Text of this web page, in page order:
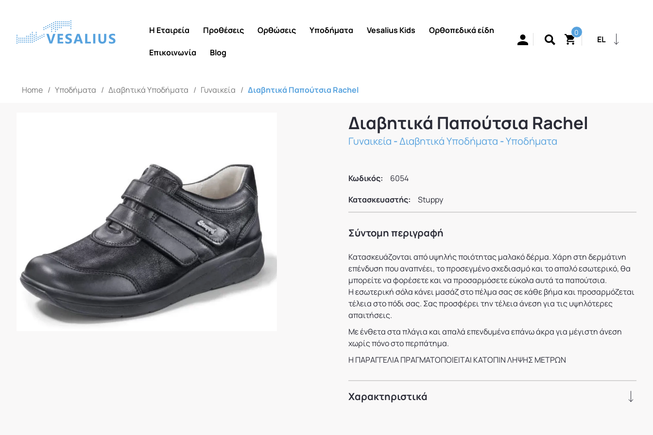
Η Εταιρεία Προθέσεις Ορθώσεις Υποδήματα Vesalius Kids Ορθοπεδικά είδη
Επικοινωνία Blog
0
EL
Home / Υποδήματα / Διαβητικά Υποδήματα / Γυναικεία / Διαβητικά Παπούτσια Rachel
Διαβητικά Παπούτσια Rachel
Γυναικεία -Διαβητικά Υποδήματα -Υποδήματα
Κωδικός:
6054
Κατασκευαστής:
Stuppy
Σύντομη περιγραφή
Κατασκευάζονται από υψηλής ποιότητας μαλακό δέρμα. Χάρη στη δερμάτινη
επένδυση που αναπνέει, το προσεγμένο σχεδιασμό και το απαλό εσωτερικό, θα
μπορείτε να φορέσετε και να προσαρμόσετε εύκολα αυτά τα παπούτσια.
Η εσωτερική σόλα κάνει μασάζ στο πέλμα σας σε κάθε βήμα και προσαρμόζεται
τέλεια στο πόδι σας. Σας προσφέρει την τέλεια άνεση για τις υψηλότερες
απαιτήσεις.
Με ένθετα στα πλάγια και απαλά επενδυμένα επάνω άκρα για μέγιστη άνεση
χωρίς πόνο στο περπάτημα.
Η ΠΑΡΑΓΓΕΛΙΑ ΠΡΑΓΜΑΤΟΠΟΙΕΙΤΑΙ ΚΑΤΟΠΙΝ ΛΗΨΗΣ ΜΕΤΡΩΝ
Χαρακτηριστικά